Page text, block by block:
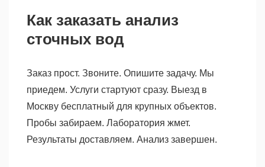
Как заказать анализ
сточных вод
Заказ прост. Звоните. Опишите задачу. Мы
приедем. Услуги стартуют сразу. Выезд в
Москву бесплатный для крупных объектов.
Пробы забираем. Лаборатория жмет.
Результаты доставляем. Анализ завершен.